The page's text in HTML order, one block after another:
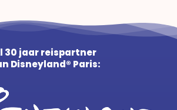
30 jaar reispartner
Disneyland® Paris: